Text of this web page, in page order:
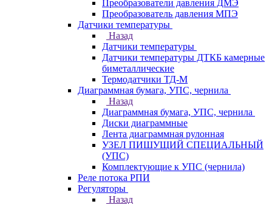
Преобразователи давления ДМЭ
Преобразователь давления МПЭ
Датчики температуры
Назад
Датчики температуры
Датчики температуры ДТКБ камерные
биметаллические
Термодатчики ТД-М
Диаграммная бумага, УПС, чернила
Назад
Диаграммная бумага, УПС, чернила
Диски диаграммные
Лента диаграммная рулонная
УЗЕЛ ПИШУЩИЙ СПЕЦИАЛЬНЫЙ
(УПС)
Комплектующие к УПС (чернила)
Реле потока РПИ
Регуляторы
Назад